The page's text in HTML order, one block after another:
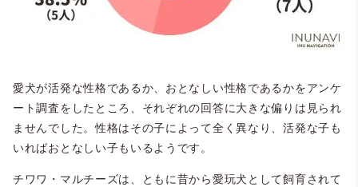
愛犬が活発な性格であるか、おとなしい性格であるかをアンケ
ート調査をしたところ、それぞれの回答に大きな偏りは見られ
ませんでした。性格はその子によって全く異なり、活発な子も
いればおとなしい子もいるようです。
チワワ・マルチーズは、ともに昔から愛玩犬として飼育されて